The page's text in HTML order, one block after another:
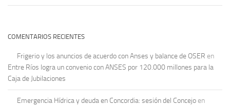
COMENTARIOS RECIENTES
Frigerio y los anuncios de acuerdo con Anses y balance de OSER en
Entre Ríos logra un convenio con ANSES por 120.000 millones para la
Caja de Jubilaciones
Emergencia Hídrica y deuda en Concordia: sesión del Concejo en